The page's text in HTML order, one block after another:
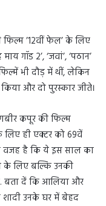
फिल्म ’12वीं फेल’ के लिए
गॉड 2’, ‘जवां’, ‘पठान’
भी दौड़ में थीं, लेकिन
किया और दो पुरस्कार जीते।
कपूर की फिल्म
ही एक्टर को 69वें
वजह है कि ये इस साल का
के लिए बल्कि उनकी
बता दें कि आलिया और
शादी उनके घर में बेहद